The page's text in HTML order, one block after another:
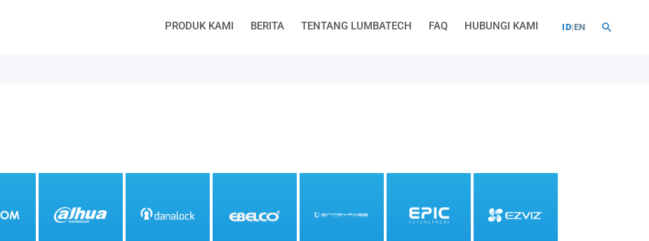
PRODUK KAMI BERITA TENTANG LUMBATECH FAQ HUBUNGI KAMI ID|EN